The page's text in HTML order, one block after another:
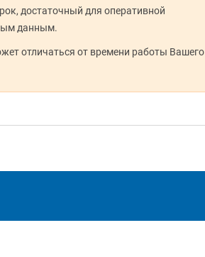
достаточный для оперативной
данным.
отличаться от времени работы Вашего